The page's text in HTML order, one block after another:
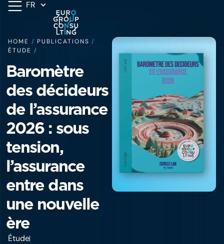
FR
HOME / PUBLICATIONS /
ÉTUDE /
Baromètre
des décideurs
de l’assurance
2026 : sous
tension,
l’assurance
entre dans
une nouvelle
ère
Étude